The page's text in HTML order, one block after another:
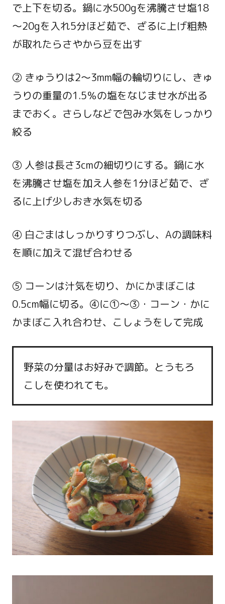
で上下を切る。鍋に水500gを沸騰させ塩18
～20gを入れ5分ほど茹で、ざるに上げ粗熱
が取れたらさやから豆を出す
② きゅうりは2～3mm幅の輪切りにし、きゅ
うりの重量の1.5％の塩をなじませ水が出る
までおく。さらしなどで包み水気をしっかり
絞る
③ 人参は長さ3cmの細切りにする。鍋に水
を沸騰させ塩を加え人参を1分ほど茹で、ざ
るに上げ少しおき水気を切る
④ 白ごまはしっかりすりつぶし、Aの調味料
を順に加えて混ぜ合わせる
⑤ コーンは汁気を切り、かにかまぼこは
0.5cm幅に切る。④に①～③・コーン・かに
かまぼこ入れ合わせ、こしょうをして完成
野菜の分量はお好みで調節。とうもろ
こしを使われても。